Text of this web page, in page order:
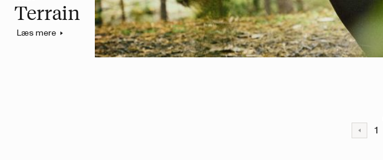
Terrain
Læs mere
1